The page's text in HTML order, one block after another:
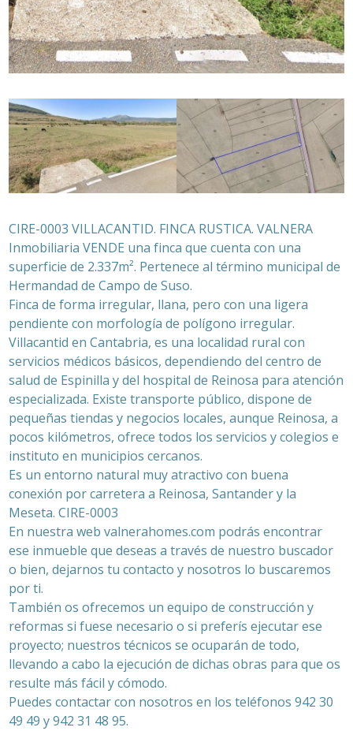
CIRE-0003 VILLACANTID. FINCA RUSTICA. VALNERA
Inmobiliaria VENDE una finca que cuenta con una
superficie de 2.337m². Pertenece al término municipal de
Hermandad de Campo de Suso.
Finca de forma irregular, llana, pero con una ligera
pendiente con morfología de polígono irregular.
Villacantid en Cantabria, es una localidad rural con
servicios médicos básicos, dependiendo del centro de
salud de Espinilla y del hospital de Reinosa para atención
especializada. Existe transporte público, dispone de
pequeñas tiendas y negocios locales, aunque Reinosa, a
pocos kilómetros, ofrece todos los servicios y colegios e
instituto en municipios cercanos.
Es un entorno natural muy atractivo con buena
conexión por carretera a Reinosa, Santander y la
Meseta. CIRE-0003
En nuestra web valnerahomes.com podrás encontrar
ese inmueble que deseas a través de nuestro buscador
o bien, dejarnos tu contacto y nosotros lo buscaremos
por ti.
También os ofrecemos un equipo de construcción y
reformas si fuese necesario o si preferís ejecutar ese
proyecto; nuestros técnicos se ocuparán de todo,
llevando a cabo la ejecución de dichas obras para que os
resulte más fácil y cómodo.
Puedes contactar con nosotros en los teléfonos 942 30
49 49 y 942 31 48 95.